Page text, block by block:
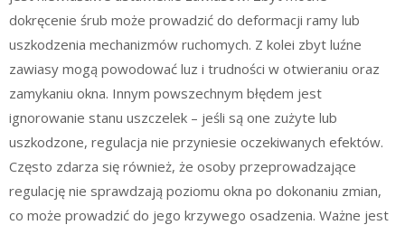
dokręcenie śrub może prowadzić do deformacji ramy lub
uszkodzenia mechanizmów ruchomych. Z kolei zbyt luźne
zawiasy mogą powodować luz i trudności w otwieraniu oraz
zamykaniu okna. Innym powszechnym błędem jest
ignorowanie stanu uszczelek – jeśli są one zużyte lub
uszkodzone, regulacja nie przyniesie oczekiwanych efektów.
Często zdarza się również, że osoby przeprowadzające
regulację nie sprawdzają poziomu okna po dokonaniu zmian,
co może prowadzić do jego krzywego osadzenia. Ważne jest